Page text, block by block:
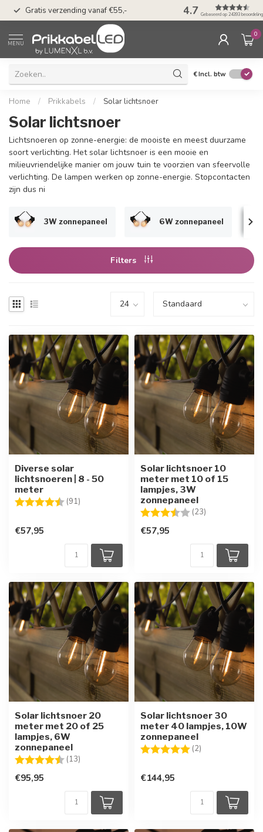
Gratis verzending vanaf €55,- 50 dagen
Klarna
4.7 Gebaseerd op 24393
MENU
0
€Incl. btw
Home / Prikkabels / Solar lichtsnoer
Solar lichtsnoer
Lichtsnoeren op zonne-energie: de mooiste en meest duurzame
soort verlichting. Het solar lichtsnoer is een mooie en
milieuvriendelijke manier om jouw tuin te voorzien van sfeervolle
verlichting. De lampen werken op zonne-energie. Stopcontacten
zijn dus ni
3W zonnepaneel 6W zonnepaneel
Filters
Diverse solar
lichtsnoeren | 8 - 50
meter
Beoordeling: (91)
€57,95
Solar lichtsnoer 10
meter met 10 of 15
lampjes, 3W
zonnepaneel
Beoordeling: (23)
€57,95
Solar lichtsnoer 20
meter met 20 of 25
lampjes, 6W
zonnepaneel
Beoordeling: (13)
€95,95
Solar lichtsnoer 30
meter 40 lampjes, 10W
zonnepaneel
Beoordeling: (2)
€144,95